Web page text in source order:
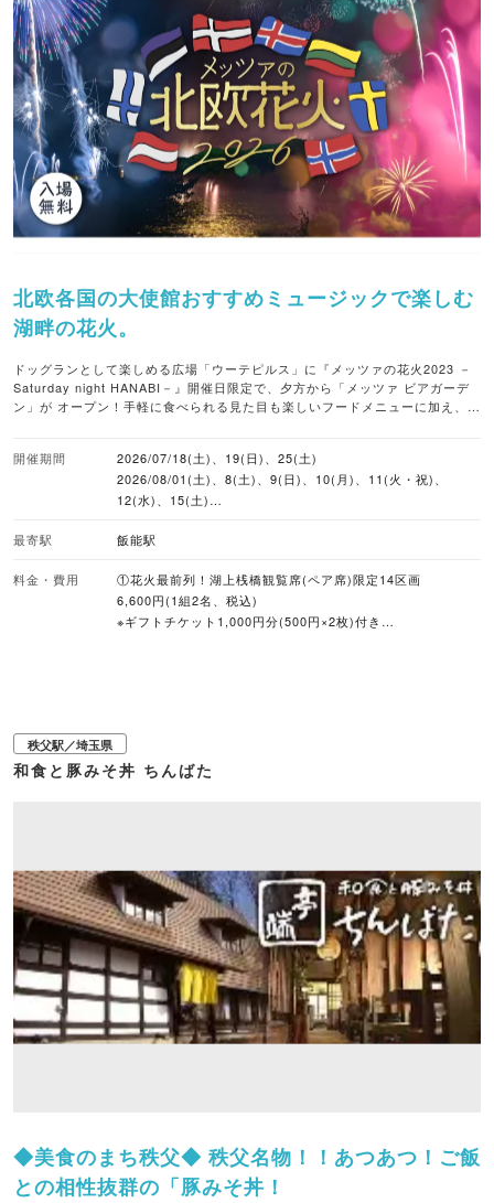
北欧各国の大使館おすすめミュージックで楽しむ
湖畔の花火。
ドッグランとして楽しめる広場「ウーテピルス」に『メッツァの花火2023 －
Saturday night HANABI－』開催日限定で、夕方から「メッツァ ビアガーデ
ン」が オープン！手軽に食べられる見た目も楽しいフードメニューに加え、ス
ン・アンド・スピリッツ・コンペティション）2020金賞の「SAVU」ウィスキ
ーを使ったハイボールがおすすめです。湖面に写る色鮮やかな花火が間近に見
られる特別な空間で、夏の夜のひとときを満喫することができます。
開催期間
2026/07/18(土)、19(日)、25(土)
2026/08/01(土)、8(土)、9(日)、10(月)、11(火・祝)、
12(水)、15(土)
※8月9日(日)は「ムーミンの日記念 花火大会2026」を開催
最寄駅 飯能駅
料金・費用
①花火最前列！湖上桟橋観覧席(ペア席)限定14区画
6,600円(1組2名、税込)
※ギフトチケット1,000円分(500円×2枚)付き
9,900円(税込)/最大4名まで
※ギフトチケット500円分付き
⑤【ペット同伴可】ゆったりグループ観覧席 限定6区画
9,900円(税込)/最大6人まで
※ギフトチケット3,000円分(500円×6枚)付き
⑥【ペット同伴可】ヴァイキングホールテラス観覧席 限定
22区画
6,600円(税込)/最大4人まで
秩父駅／埼玉県
和食と豚みそ丼 ちんばた
◆美食のまち秩父◆ 秩父名物！！あつあつ！ご飯
との相性抜群の「豚みそ丼！